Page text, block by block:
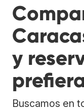
y
Buscamos en